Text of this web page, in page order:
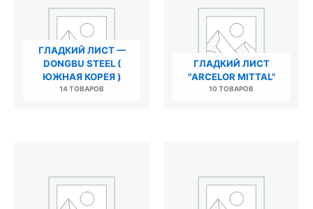
ГЛАДКИЙ ЛИСТ —
DONGBU STEEL (
ЮЖНАЯ КОРЕЯ )
14 ТОВАРОВ
ГЛАДКИЙ ЛИСТ
"ARCELOR MITTAL"
10 ТОВАРОВ